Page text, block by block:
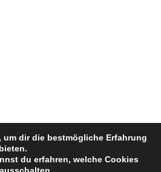
|Datenschutz
um dir die bestmögliche Erfahrung
du erfahren, welche Cookies